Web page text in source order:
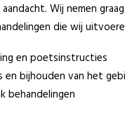
Wij nemen
die wij
en poetsinstructies
en bijhouden van het
behandelingen